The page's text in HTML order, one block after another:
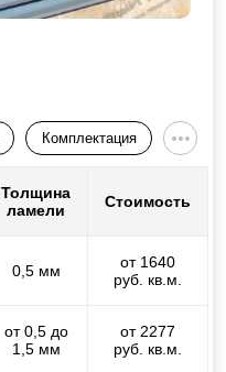
Комплектация
Толщина
ламели
Стоимость
0,5 мм
от 1640
руб. кв.м.
от 0,5 до
1,5 мм
от 2277
руб. кв.м.